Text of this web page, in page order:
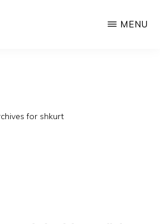
MENU
for shkurt